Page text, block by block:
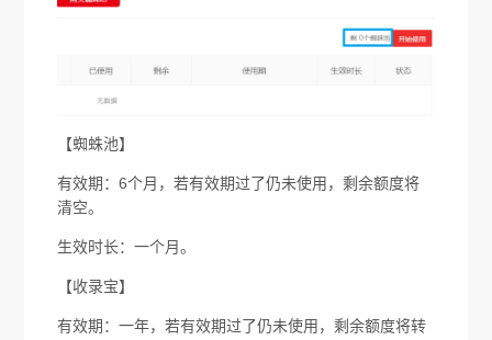
【蜘蛛池】
有效期：6个月，若有效期过了仍未使用，剩余额度将
清空。
生效时长：一个月。
【收录宝】
有效期：一年，若有效期过了仍未使用，剩余额度将转